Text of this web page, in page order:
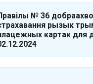
№ 36
рызык
картак для